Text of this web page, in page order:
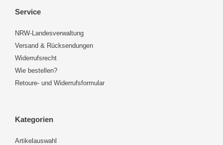
Service
NRW-Landesverwaltung
Versand & Rücksendungen
Widerrufsrecht
Wie bestellen?
Retoure- und Widerrufsformular
Kategorien
Artikelauswahl